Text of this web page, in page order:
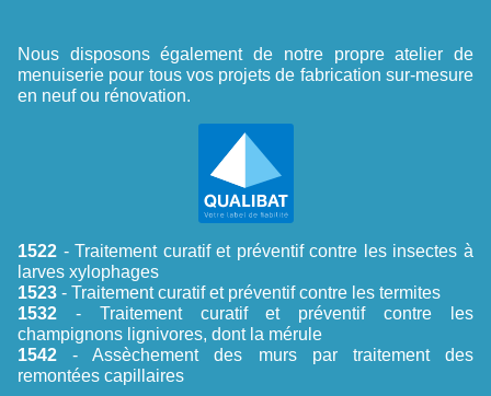
Nous disposons également de notre propre atelier de
menuiserie pour tous vos projets de fabrication sur-mesure
en neuf ou rénovation.
1522 - Traitement curatif et préventif contre les insectes à
larves xylophages
1523 - Traitement curatif et préventif contre les termites
1532 - Traitement curatif et préventif contre les
champignons lignivores, dont la mérule
1542 - Assèchement des murs par traitement des
remontées capillaires